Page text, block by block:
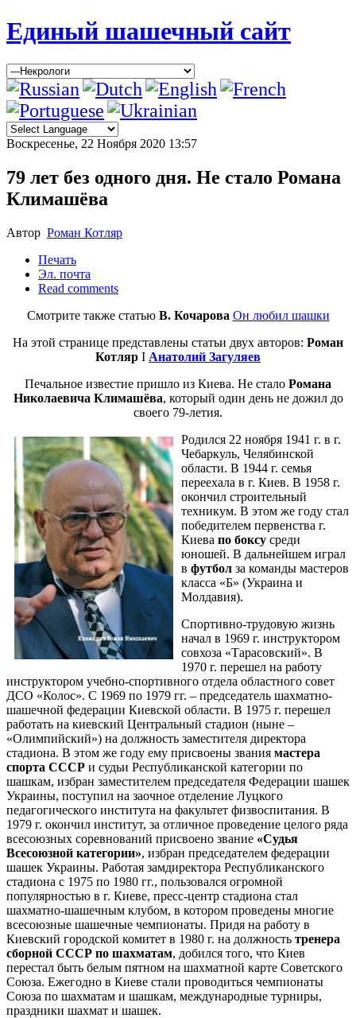
Единый шашечный сайт
Воскресенье, 22 Ноября 2020 13:57
79 лет без одного дня. Не стало Романа
Климашёва
Автор Роман Котляр
Печать
Эл. почта
Read comments
Смотрите также статью В. Кочарова Он любил шашки
На этой странице представлены статьи двух авторов: Роман
Котляр I Анатолий Загуляев
Печальное известие пришло из Киева. Не стало Романа
Николаевича Климашёва, который один день не дожил до
своего 79-летия.
Родился 22 ноября 1941 г. в г.
Чебаркуль, Челябинской
области. В 1944 г. семья
переехала в г. Киев. В 1958 г.
окончил строительный
техникум. В этом же году стал
победителем первенства г.
Киева по боксу среди
юношей. В дальнейшем играл
в футбол за команды мастеров
класса «Б» (Украина и
Молдавия).
Спортивно-трудовую жизнь
начал в 1969 г. инструктором
совхоза «Тарасовский». В
1970 г. перешел на работу
инструктором учебно-спортивного отдела областного совет
ДСО «Колос». С 1969 по 1979 гг. – председатель шахматно-
шашечной федерации Киевской области. В 1975 г. перешел
работать на киевский Центральный стадион (ныне –
«Олимпийский») на должность заместителя директора
стадиона. В этом же году ему присвоены звания мастера
спорта СССР и судьи Республиканской категории по
шашкам, избран заместителем председателя Федерации шашек
Украины, поступил на заочное отделение Луцкого
педагогического института на факультет физвоспитания. В
1979 г. окончил институт, за отличное проведение целого ряда
всесоюзных соревнований присвоено звание «Судья
Всесоюзной категории», избран председателем федерации
шашек Украины. Работая замдиректора Республиканского
стадиона с 1975 по 1980 гг., пользовался огромной
популярностью в г. Киеве, пресс-центр стадиона стал
шахматно-шашечным клубом, в котором проведены многие
всесоюзные шашечные чемпионаты. Придя на работу в
Киевский городской комитет в 1980 г. на должность тренера
сборной СССР по шахматам, добился того, что Киев
перестал быть белым пятном на шахматной карте Советского
Союза. Ежегодно в Киеве стали проводиться чемпионаты
Союза по шахматам и шашкам, международные турниры,
праздники шахмат и шашек.